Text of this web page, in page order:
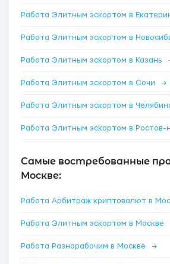
Работа Элитным эскортом в
Работа Элитным эскортом в
Работа Элитным эскортом в Казань
Работа Элитным эскортом в Сочи →
Работа Элитным эскортом в
Работа Элитным эскортом в Ростов-
Самые востребованные
Москве:
Работа Арбитраж криптовалют в
Работа Элитным эскортом в Москве
Работа Разнорабочим в Москве →